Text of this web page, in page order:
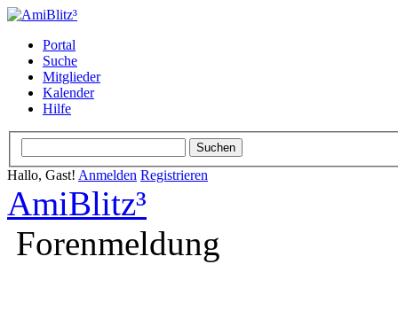
Portal
Suche
Mitglieder
Kalender
Hilfe
Hallo, Gast! Anmelden Registrieren
AmiBlitz³
Forenmeldung